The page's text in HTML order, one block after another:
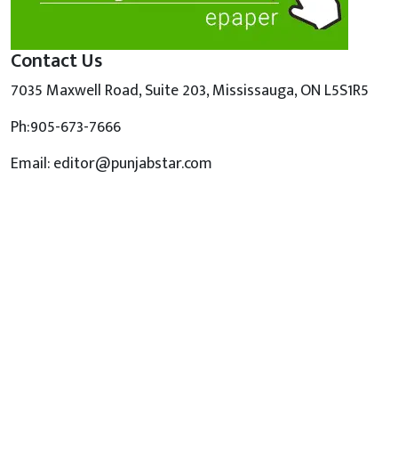
Contact Us
7035 Maxwell Road, Suite 203, Mississauga, ON L5S1R5
Ph:905-673-7666
Email: editor@punjabstar.com